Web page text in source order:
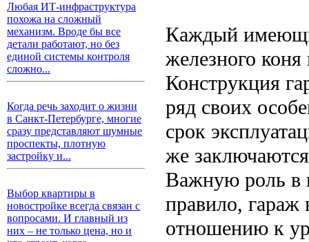
Любая ИТ-инфраструктура
похожа на сложный
механизм. Вроде бы все
детали работают, но без
единой системы контроля
сложно...
Когда речь заходит о жизни
в Санкт-Петербурге, многие
сразу представляют шумные
проспекты, плотную
застройку и...
Выбор квартиры в
новостройке всегда связан с
вопросами. И главный из
них – не только цена, но и
Каждый
железного
Конструкция
ряд своих
срок
же
Важную роль в
правило, гараж
отношению к